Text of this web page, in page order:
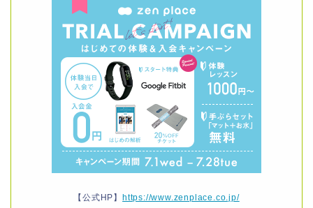
【公式HP】https://www.zenplace.co.jp/